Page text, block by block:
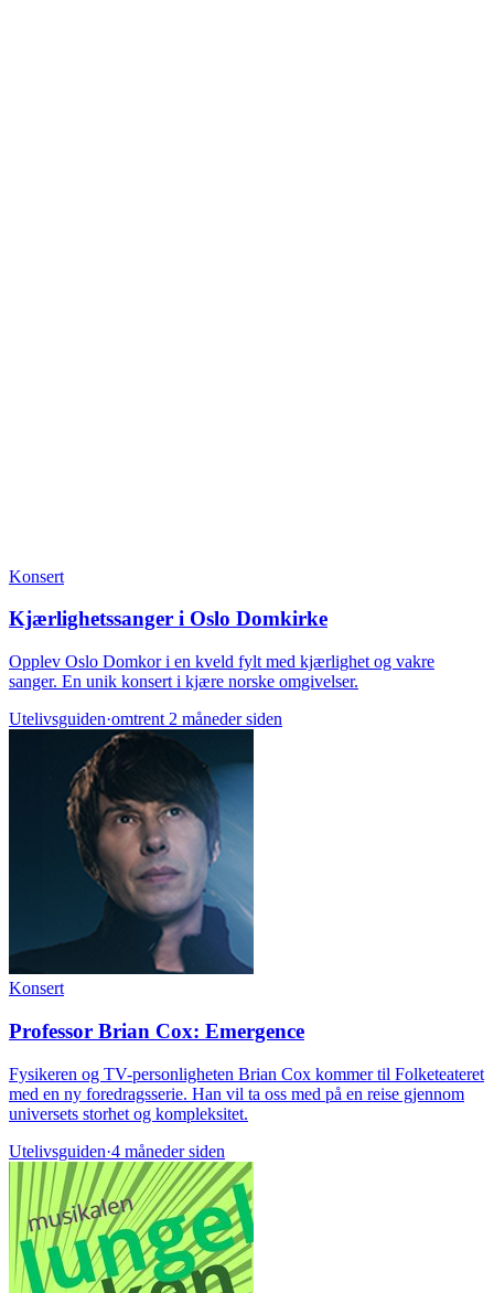
Konsert
Kjærlighetssanger i Oslo Domkirke
Opplev Oslo Domkor i en kveld fylt med kjærlighet og vakre
sanger. En unik konsert i kjære norske omgivelser.
Utelivsguiden·omtrent 2 måneder siden
Konsert
Professor Brian Cox: Emergence
Fysikeren og TV-personligheten Brian Cox kommer til Folketeateret
med en ny foredragsserie. Han vil ta oss med på en reise gjennom
universets storhet og kompleksitet.
Utelivsguiden·4 måneder siden